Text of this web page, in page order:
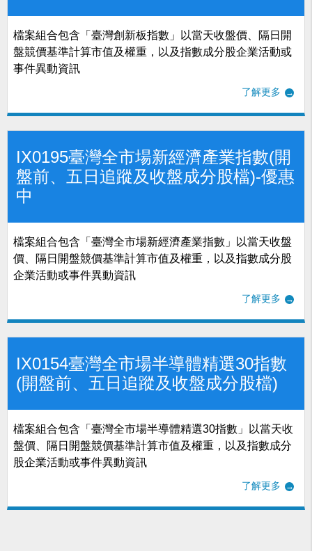
檔案組合包含「臺灣創新板指數」以當天收盤價、隔日開
盤競價基準計算市值及權重，以及指數成分股企業活動或
事件異動資訊
了解更多
IX0195臺灣全市場新經濟產業指數(開
盤前、五日追蹤及收盤成分股檔)-優惠
中
檔案組合包含「臺灣全市場新經濟產業指數」以當天收盤
價、隔日開盤競價基準計算市值及權重，以及指數成分股
企業活動或事件異動資訊
了解更多
IX0154臺灣全市場半導體精選30指數
(開盤前、五日追蹤及收盤成分股檔)
檔案組合包含「臺灣全市場半導體精選30指數」以當天收
盤價、隔日開盤競價基準計算市值及權重，以及指數成分
股企業活動或事件異動資訊
了解更多